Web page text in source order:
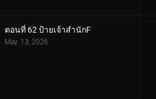
ตอนที่ 62 ป้ายเจ้าสำนักF
May. 13, 2026